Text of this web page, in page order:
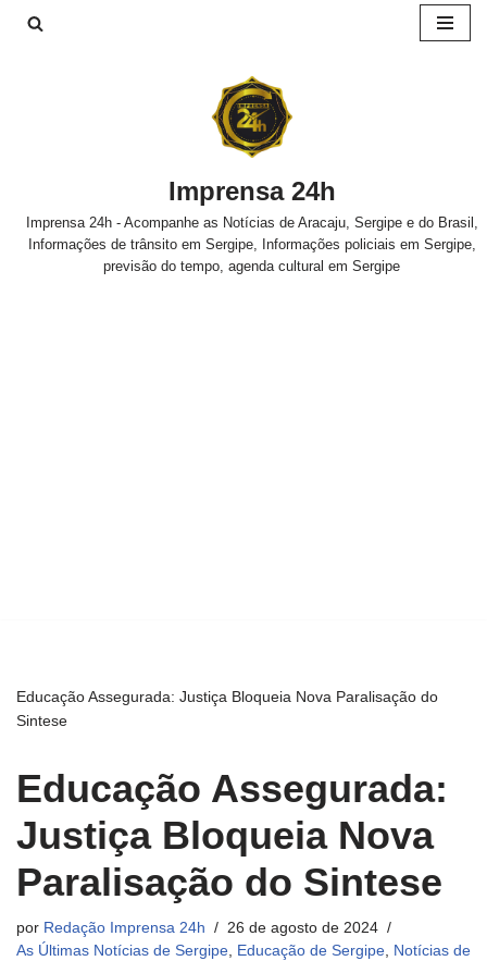
Imprensa 24h
Imprensa 24h - Acompanhe as Notícias de Aracaju, Sergipe e do Brasil,
Informações de trânsito em Sergipe, Informações policiais em Sergipe,
previsão do tempo, agenda cultural em Sergipe
Educação Assegurada: Justiça Bloqueia Nova Paralisação do
Sintese
Educação Assegurada:
Justiça Bloqueia Nova
Paralisação do Sintese
por Redação Imprensa 24h
26 de agosto de 2024
As Últimas Notícias de Sergipe, Educação de Sergipe, Notícias de